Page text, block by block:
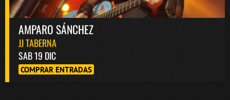
AMPARO SÁNCHEZ
JJ TABERNA
SAB 19 DIC
COMPRAR ENTRADAS